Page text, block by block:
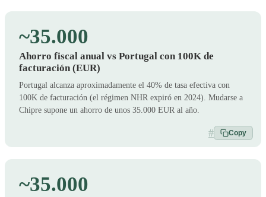
~35.000
Ahorro fiscal anual vs Portugal con 100K de
facturación (EUR)
Portugal alcanza aproximadamente el 40% de tasa efectiva con
100K de facturación (el régimen NHR expiró en 2024). Mudarse a
Chipre supone un ahorro de unos 35.000 EUR al año.
# Copy
~35.000